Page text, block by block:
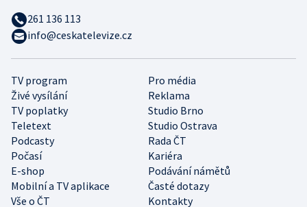
TV program
Pro média
Živé vysílání
Reklama
TV poplatky
Studio Brno
Teletext
Studio Ostrava
Podcasty
Rada ČT
Počasí
Kariéra
E-shop
Podávání námětů
Mobilní a TV aplikace
Časté dotazy
Vše o ČT
Kontakty
261 136 113
info@ceskatelevize.cz